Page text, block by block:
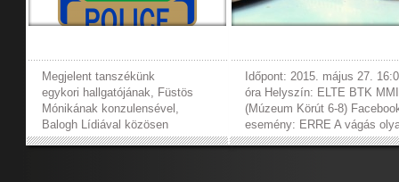
Megjelent tanszékünk
egykori hallgatójának, Füstös
Mónikának konzulensével,
Balogh Lídiával közösen
írt tanulmánya a Magyar
Időpont: 2015. május 27.
óra Helyszín: ELTE BTK MMI
(Múzeum Körút 6-8)
esemény: ERRE A vágás
mint a nyelv: